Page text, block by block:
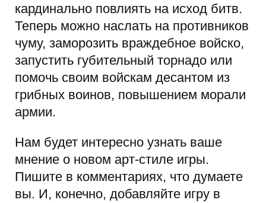
кардинально повлиять на исход битв.
Теперь можно наслать на противников
чуму, заморозить враждебное войско,
запустить губительный торнадо или
помочь своим войскам десантом из
грибных воинов, повышением морали
армии.
Нам будет интересно узнать ваше
мнение о новом арт-стиле игры.
Пишите в комментариях, что думаете
вы. И, конечно, добавляйте игру в